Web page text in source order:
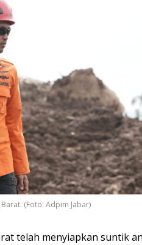
(Foto: Adpim Jabar)
telah menyiapkan suntik